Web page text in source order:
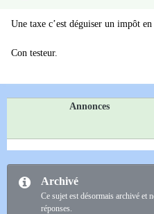
Une taxe c’est déguiser un impôt
Con testeur.
Annonces
Archivé
Ce sujet est désormais archivé et
réponses.